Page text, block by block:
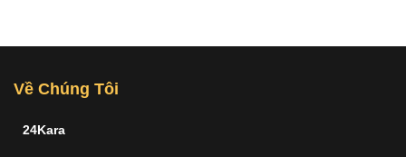
Về Chúng Tôi
24Kara